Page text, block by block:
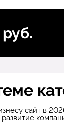
сайт в
развитие